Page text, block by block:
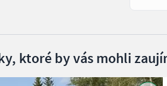
ktoré by vás mohli